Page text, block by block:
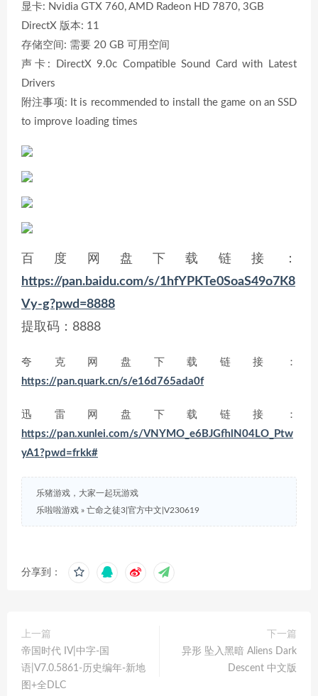
显卡: Nvidia GTX 760, AMD Radeon HD 7870, 3GB
DirectX 版本: 11
存储空间: 需要 20 GB 可用空间
声卡: DirectX 9.0c Compatible Sound Card with Latest
Drivers
附注事项: It is recommended to install the game on an SSD
to improve loading times
百度网盘下载链接：
https://pan.baidu.com/s/1hfYPKTe0SoaS49o7K8
Vy-g?pwd=8888
提取码：8888
夸克网盘下载链接：
https://pan.quark.cn/s/e16d765ada0f
迅雷网盘下载链接：
https://pan.xunlei.com/s/VNYMO_e6BJGfhlN04LO_Ptw
yA1?pwd=frkk#
乐猪游戏，大家一起玩游戏
乐啦啦游戏 » 亡命之徒3|官方中文|V230619
分享到：
上一篇
帝国时代 IV|中字-国
语|V7.0.5861-历史编年-新地
图+全DLC
下一篇
异形 坠入黑暗 Aliens Dark
Descent 中文版